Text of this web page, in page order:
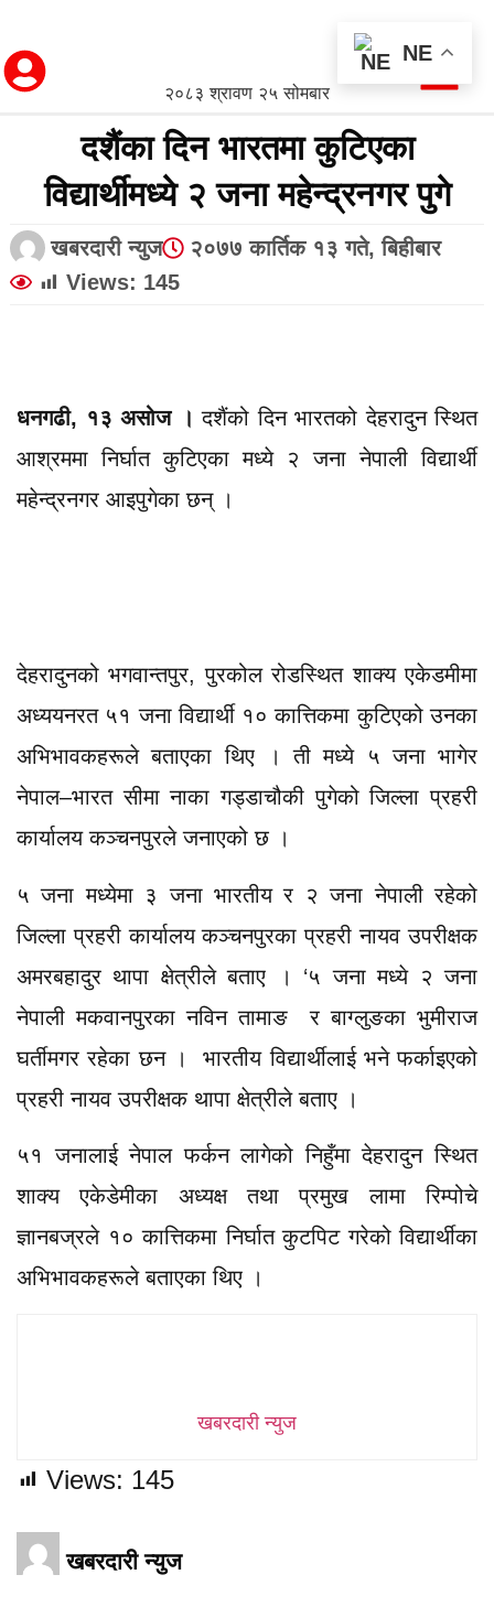
२०८३ श्रावण २५ सोमबार
दशैंका दिन भारतमा कुटिएका
विद्यार्थीमध्ये २ जना महेन्द्रनगर पुगे
खबरदारी न्युज
२०७७ कार्तिक १३ गते, बिहीबार
Views: 145
धनगढी, १३ असोज । दशैंको दिन भारतको देहरादुन स्थित
आश्रममा निर्घात कुटिएका मध्ये २ जना नेपाली विद्यार्थी
महेन्द्रनगर आइपुगेका छन् ।
देहरादुनको भगवान्तपुर, पुरकोल रोडस्थित शाक्य एकेडमीमा
अध्ययनरत ५१ जना विद्यार्थी १० कात्तिकमा कुटिएको उनका
अभिभावकहरूले बताएका थिए । ती मध्ये ५ जना भागेर
नेपाल–भारत सीमा नाका गड्डाचौकी पुगेको जिल्ला प्रहरी
कार्यालय कञ्चनपुरले जनाएको छ ।
५ जना मध्येमा ३ जना भारतीय र २ जना नेपाली रहेको
जिल्ला प्रहरी कार्यालय कञ्चनपुरका प्रहरी नायव उपरीक्षक
अमरबहादुर थापा क्षेत्रीले बताए । ‘५ जना मध्ये २ जना
नेपाली मकवानपुरका नविन तामाङ र बाग्लुङका भुमीराज
घर्तीमगर रहेका छन । भारतीय विद्यार्थीलाई भने फर्काइएको
प्रहरी नायव उपरीक्षक थापा क्षेत्रीले बताए ।
५१ जनालाई नेपाल फर्कन लागेको निहुँमा देहरादुन स्थित
शाक्य एकेडेमीका अध्यक्ष तथा प्रमुख लामा रिम्पोचे
ज्ञानबज्रले १० कात्तिकमा निर्घात कुटपिट गरेको विद्यार्थीका
अभिभावकहरूले बताएका थिए ।
खबरदारी न्युज
Views: 145
खबरदारी न्युज
NE